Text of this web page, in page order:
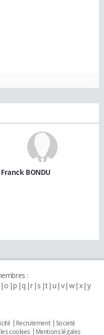
Franck BONDU
:
o p q r s t u v w x y
Recrutement
Societé
cookies Mentions légales